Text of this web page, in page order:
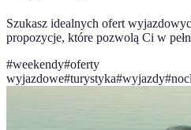
Szukasz idealnych ofert
propozycje, które pozwolą Ci w
#weekendy#oferty
wyjazdowe#turystyka#wyjazdy#